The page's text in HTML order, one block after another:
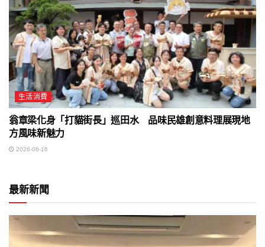
生活消費
翁章梁化身「打貓街長」巡田水 品味民雄創意料理展現地
方風味新魅力
2026-06-16
最新新聞